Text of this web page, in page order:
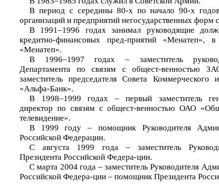
В период с середины 80-х по начало 90-х
организаций и предприятий негосударственных форм
В 1991–1996 годах занимал руководящие
кредитно-финансовых пред-приятий «Менатеп»,
«Менатеп».
В 1996–1997 годах – заместитель
Департамента по связям с общест-венностью
заместитель председателя Совета Коммерческого
«Альфа-Банк».
В 1998–1999 годах – первый заместитель
директор по связям с общест-венностью ОАО
телевидение».
В 1999 году – помощник Руководителя
Российской Федерации.
С августа 1999 года – заместитель
Президента Российской Федера-ции.
С марта 2004 года – заместитель Руководителя
Российской Федера-ции – помощник Президента